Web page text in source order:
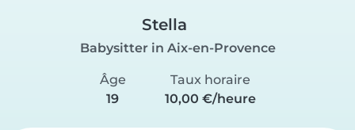
Stella
Babysitter in Aix-en-Provence
Âge
19
Taux horaire
10,00 €/heure